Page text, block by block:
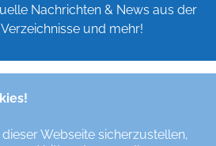
Webseite sicherzustellen,
Nachrichten & News aus der
und mehr!